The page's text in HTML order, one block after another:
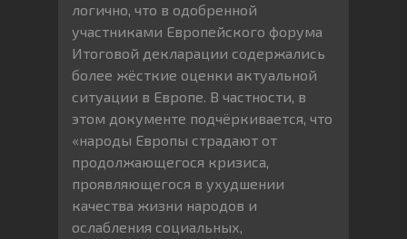
логично, что в одобренной
участниками Европейского форума
Итоговой декларации содержались
более жёсткие оценки актуальной
ситуации в Европе. В частности, в
этом документе подчёркивается, что
«народы Европы страдают от
продолжающегося кризиса,
проявляющегося в ухудшении
качества жизни народов и
ослабления социальных,